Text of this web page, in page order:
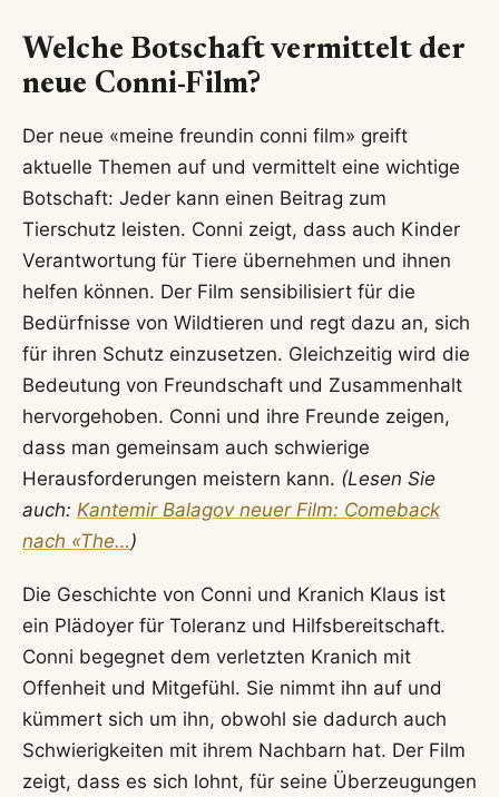
Welche Botschaft vermittelt der
neue Conni-Film?
Der neue «meine freundin conni film» greift
aktuelle Themen auf und vermittelt eine wichtige
Botschaft: Jeder kann einen Beitrag zum
Tierschutz leisten. Conni zeigt, dass auch Kinder
Verantwortung für Tiere übernehmen und ihnen
helfen können. Der Film sensibilisiert für die
Bedürfnisse von Wildtieren und regt dazu an, sich
für ihren Schutz einzusetzen. Gleichzeitig wird die
Bedeutung von Freundschaft und Zusammenhalt
hervorgehoben. Conni und ihre Freunde zeigen,
dass man gemeinsam auch schwierige
Herausforderungen meistern kann. (Lesen Sie
auch: Kantemir Balagov neuer Film: Comeback
nach «The…)
Die Geschichte von Conni und Kranich Klaus ist
ein Plädoyer für Toleranz und Hilfsbereitschaft.
Conni begegnet dem verletzten Kranich mit
Offenheit und Mitgefühl. Sie nimmt ihn auf und
kümmert sich um ihn, obwohl sie dadurch auch
Schwierigkeiten mit ihrem Nachbarn hat. Der Film
zeigt, dass es sich lohnt, für seine Überzeugungen